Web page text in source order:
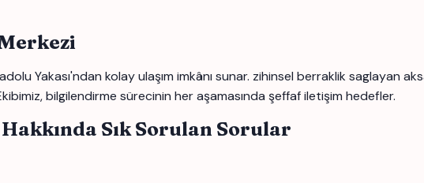
Yakası'ndan kolay ulaşım imkânı sunar. zihinsel berraklik saglayan
bilgilendirme sürecinin her aşamasında şeffaf iletişim hedefler.
Sık Sorulan Sorular